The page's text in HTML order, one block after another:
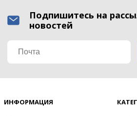
Подпишитесь на
новостей
ИНФОРМАЦИЯ